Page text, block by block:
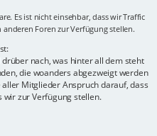
Es ist nicht einsehbar, dass wir Traffic
Foren zur Verfügung stellen.
nach, was hinter all dem steht
die woanders abgezweigt werden
Mitglieder Anspruch darauf, dass
wir zur Verfügung stellen.